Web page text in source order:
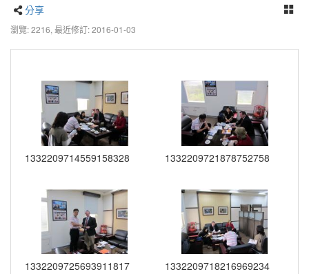
分享
瀏覽: 2216, 最近修訂: 2016-01-03
1332209714559158328 1332209721878752758
1332209725693911817 1332209718216969234